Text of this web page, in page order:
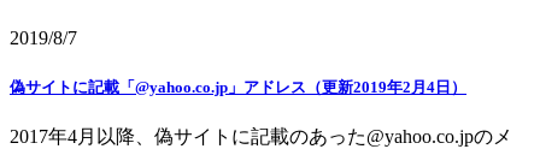
2019/8/7
偽サイトに記載「@yahoo.co.jp」アドレス（更新2019年2月4日）
2017年4月以降、偽サイトに記載のあった@yahoo.co.jpのメ